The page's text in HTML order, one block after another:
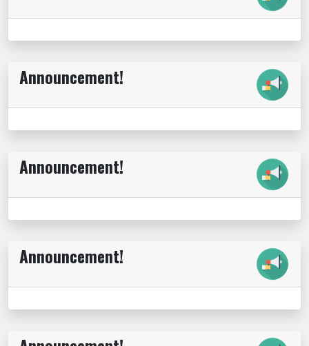
Announcement!
Announcement!
Announcement!